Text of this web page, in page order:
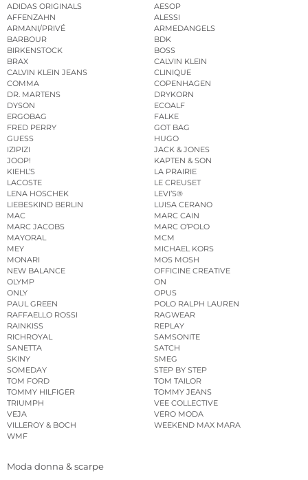
ADIDAS ORIGINALS
AESOP
AFFENZAHN
ALESSI
ARMANI/PRIVÉ
ARMEDANGELS
BARBOUR
BDK
BIRKENSTOCK
BOSS
BRAX
CALVIN KLEIN
CALVIN KLEIN JEANS
CLINIQUE
COMMA
COPENHAGEN
DR. MARTENS
DRYKORN
DYSON
ECOALF
ERGOBAG
FALKE
FRED PERRY
GOT BAG
GUESS
HUGO
IZIPIZI
JACK & JONES
JOOP!
KAPTEN & SON
KIEHL’S
LA PRAIRIE
LACOSTE
LE CREUSET
LENA HOSCHEK
LEVI’S®
LIEBESKIND BERLIN
LUISA CERANO
MAC
MARC CAIN
MARC JACOBS
MARC O’POLO
MAYORAL
MCM
MEY
MICHAEL KORS
MONARI
MOS MOSH
NEW BALANCE
OFFICINE CREATIVE
OLYMP
ON
ONLY
OPUS
PAUL GREEN
POLO RALPH LAUREN
RAFFAELLO ROSSI
RAGWEAR
RAINKISS
REPLAY
RICHROYAL
SAMSONITE
SANETTA
SATCH
SKINY
SMEG
SOMEDAY
STEP BY STEP
TOM FORD
TOM TAILOR
TOMMY HILFIGER
TOMMY JEANS
TRIUMPH
VEE COLLECTIVE
VEJA
VERO MODA
VILLEROY & BOCH
WEEKEND MAX MARA
WMF
Moda donna & scarpe